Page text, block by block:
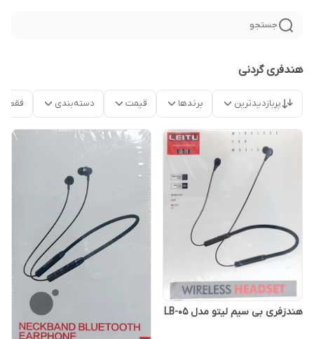
جستجو
هندفری گردنی
پربازدیدترین برندها قیمت دسته‌بندی فقط
هندزفری بی سیم لیتو مدل LB-05